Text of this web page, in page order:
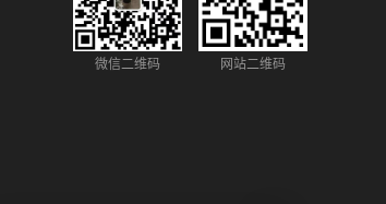
微信二维码 网站二维码